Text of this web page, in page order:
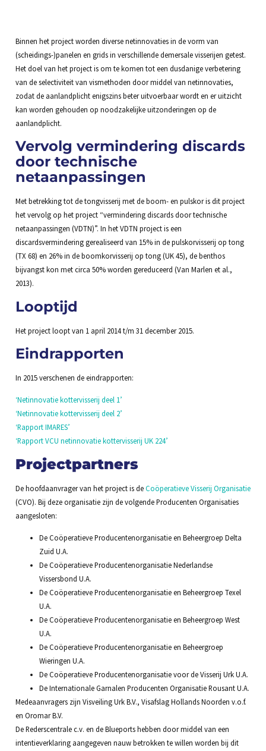
Binnen het project worden diverse netinnovaties in de vorm van
(scheidings-)panelen en grids in verschillende demersale visserijen getest.
Het doel van het project is om te komen tot een dusdanige verbetering
van de selectiviteit van vismethoden door middel van netinnovaties,
zodat de aanlandplicht enigszins beter uitvoerbaar wordt en er uitzicht
kan worden gehouden op noodzakelijke uitzonderingen op de
aanlandplicht.
Vervolg vermindering discards
door technische
netaanpassingen
Met betrekking tot de tongvisserij met de boom- en pulskor is dit project
het vervolg op het project “vermindering discards door technische
netaanpassingen (VDTN)”. In het VDTN project is een
discardsvermindering gerealiseerd van 15% in de pulskorvisserij op tong
(TX 68) en 26% in de boomkorvisserij op tong (UK 45), de benthos
bijvangst kon met circa 50% worden gereduceerd (Van Marlen et al.,
2013).
Looptijd
Het project loopt van 1 april 2014 t/m 31 december 2015.
Eindrapporten
In 2015 verschenen de eindrapporten:
‘Netinnovatie kottervisserij deel 1’
‘Netinnovatie kottervisserij deel 2’
‘Rapport IMARES’
‘Rapport VCU netinnovatie kottervisserij UK 224’
Projectpartners
De hoofdaanvrager van het project is deCoöperatieve Visserij Organisatie
(CVO). Bij deze organisatie zijn de volgende Producenten Organisaties
aangesloten:
De Coöperatieve Producentenorganisatie en Beheergroep Delta
Zuid U.A.
De Coöperatieve Producentenorganisatie Nederlandse
Vissersbond U.A.
De Coöperatieve Producentenorganisatie en Beheergroep Texel
U.A.
De Coöperatieve Producentenorganisatie en Beheergroep West
U.A.
De Coöperatieve Producentenorganisatie en Beheergroep
Wieringen U.A.
De Coöperatieve Producentenorganisatie voor de Visserij Urk U.A.
De Internationale Garnalen Producenten Organisatie Rousant U.A.
Medeaanvragers zijn Visveiling Urk B.V., Visafslag Hollands Noorden v.o.f.
en Oromar B.V.
De Rederscentrale c.v. en de Blueports hebben door middel van een
intentieverklaring aangegeven nauw betrokken te willen worden bij dit